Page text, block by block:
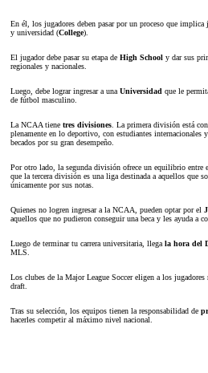
En él, los jugadores deben pasar por un proceso que implica
y universidad (College).
El jugador debe pasar su etapa de High School y dar sus
regionales y nacionales.
Luego, debe lograr ingresar a una Universidad que le
de fútbol masculino.
La NCAA tiene tres divisiones . La primera división está
plenamente en lo deportivo, con estudiantes internacionales
becados por su gran desempeño.
Por otro lado, la segunda división ofrece un equilibrio entre
que la tercera división es una liga destinada a aquellos que
únicamente por sus notas.
Quienes no logren ingresar a la NCAA, pueden optar por el
aquellos que no pudieron conseguir una beca y les ayuda a
Luego de terminar tu carrera universitaria, llega la hora del
MLS.
Los clubes de la Major League Soccer eligen a los jugadores
draft.
Tras su selección, los equipos tienen la responsabilidad de
hacerles competir al máximo nivel nacional.